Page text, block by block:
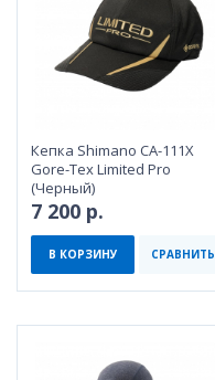
Кепка Shimano CA-111X
Gore-Tex Limited Pro
(Черный)
7 200 р.
В КОРЗИНУ СРАВНИТЬ